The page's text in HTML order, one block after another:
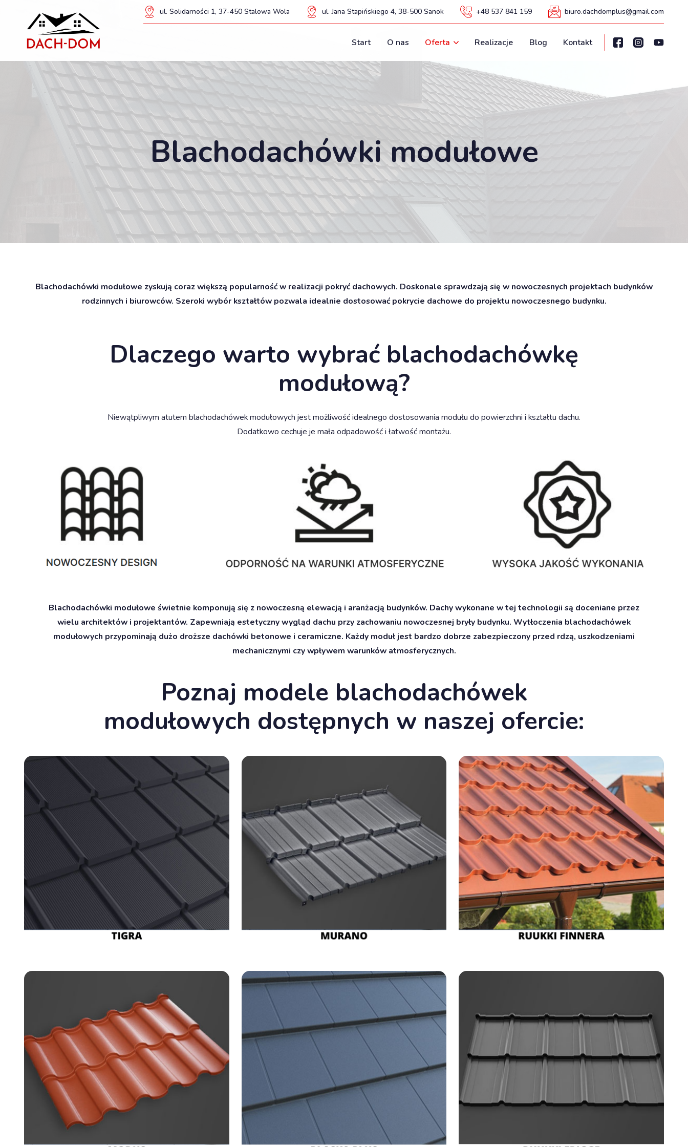
ul. Solidarności 1, 37-450 Stalowa Wola ul. Jana Stapińskiego 4, 38-500 Sanok +48 537 841 159 biuro.dachdomplus@gmail.com
Start O nas Oferta Realizacje Blog Kontakt
Blachodachówki modułowe
Blachodachówki modułowe zyskują coraz większą popularność w realizacji pokryć dachowych. Doskonale sprawdzają się w nowoczesnych projektach budynków
rodzinnych i biurowców. Szeroki wybór kształtów pozwala idealnie dostosować pokrycie dachowe do projektu nowoczesnego budynku.
Dlaczego warto wybrać blachodachówkę
modułową?
Niewątpliwym atutem blachodachówek modułowych jest możliwość idealnego dostosowania modułu do powierzchni i kształtu dachu.
Dodatkowo cechuje je mała odpadowość i łatwość montażu.
Blachodachówki modułowe świetnie komponują się z nowoczesną elewacją i aranżacją budynków. Dachy wykonane w tej technologii są doceniane przez
wielu architektów i projektantów. Zapewniają estetyczny wygląd dachu przy zachowaniu nowoczesnej bryły budynku. Wytłoczenia blachodachówek
modułowych przypominają dużo droższe dachówki betonowe i ceramiczne. Każdy moduł jest bardzo dobrze zabezpieczony przed rdzą, uszkodzeniami
mechanicznymi czy wpływem warunków atmosferycznych.
Poznaj modele blachodachówek
modułowych dostępnych w naszej ofercie: